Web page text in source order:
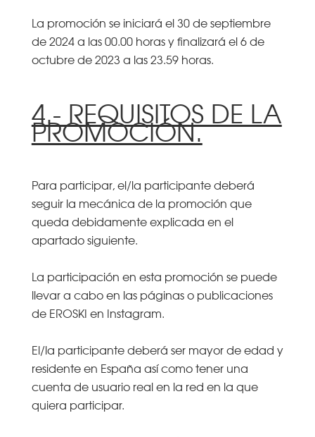
La promoción se iniciará el 30 de septiembre
de 2024 a las 00.00 horas y finalizará el 6 de
octubre de 2023 a las 23.59 horas.
4.- REQUISITOS DE LA
PROMOCIÓN.
Para participar, el/la participante deberá
seguir la mecánica de la promoción que
queda debidamente explicada en el
apartado siguiente.
La participación en esta promoción se puede
llevar a cabo en las páginas o publicaciones
de EROSKI en Instagram.
El/la participante deberá ser mayor de edad y
residente en España así como tener una
cuenta de usuario real en la red en la que
quiera participar.